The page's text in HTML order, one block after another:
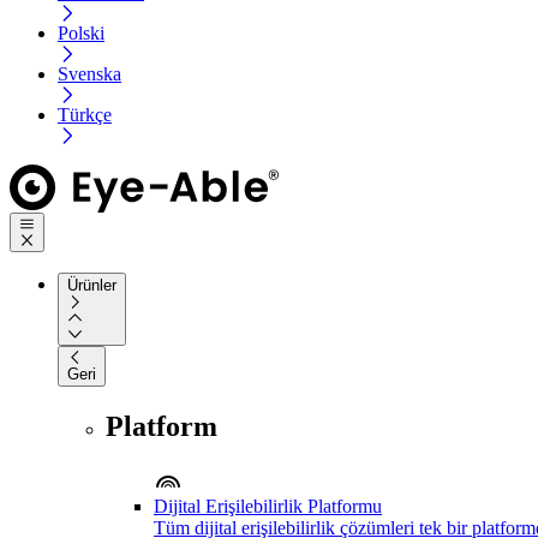
Polski
Svenska
Türkçe
Ürünler
Geri
Platform
Dijital Erişilebilirlik Platformu
Tüm dijital erişilebilirlik çözümleri tek bir